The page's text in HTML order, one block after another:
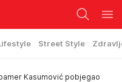
Street Style
Kasumović pobjegao